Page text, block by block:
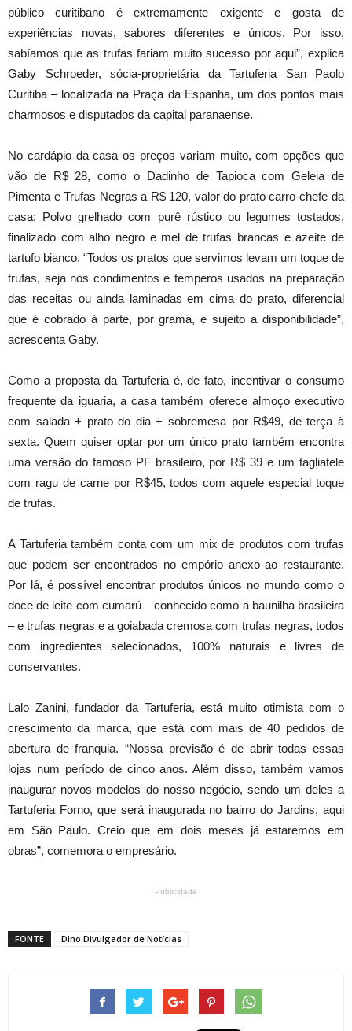
público curitibano é extremamente exigente e gosta de
experiências novas, sabores diferentes e únicos. Por isso,
sabíamos que as trufas fariam muito sucesso por aqui”, explica
Gaby Schroeder, sócia-proprietária da Tartuferia San Paolo
Curitiba – localizada na Praça da Espanha, um dos pontos mais
charmosos e disputados da capital paranaense.
No cardápio da casa os preços variam muito, com opções que
vão de R$ 28, como o Dadinho de Tapioca com Geleia de
Pimenta e Trufas Negras a R$ 120, valor do prato carro-chefe da
casa: Polvo grelhado com purê rústico ou legumes tostados,
finalizado com alho negro e mel de trufas brancas e azeite de
tartufo bianco. “Todos os pratos que servimos levam um toque de
trufas, seja nos condimentos e temperos usados na preparação
das receitas ou ainda laminadas em cima do prato, diferencial
que é cobrado à parte, por grama, e sujeito a disponibilidade”,
acrescenta Gaby.
Como a proposta da Tartuferia é, de fato, incentivar o consumo
frequente da iguaria, a casa também oferece almoço executivo
com salada + prato do dia + sobremesa por R$49, de terça à
sexta. Quem quiser optar por um único prato também encontra
uma versão do famoso PF brasileiro, por R$ 39 e um tagliatele
com ragu de carne por R$45, todos com aquele especial toque
de trufas.
A Tartuferia também conta com um mix de produtos com trufas
que podem ser encontrados no empório anexo ao restaurante.
Por lá, é possível encontrar produtos únicos no mundo como o
doce de leite com cumarú – conhecido como a baunilha brasileira
– e trufas negras e a goiabada cremosa com trufas negras, todos
com ingredientes selecionados, 100% naturais e livres de
conservantes.
Lalo Zanini, fundador da Tartuferia, está muito otimista com o
crescimento da marca, que está com mais de 40 pedidos de
abertura de franquia. “Nossa previsão é de abrir todas essas
lojas num período de cinco anos. Além disso, também vamos
inaugurar novos modelos do nosso negócio, sendo um deles a
Tartuferia Forno, que será inaugurada no bairro do Jardins, aqui
em São Paulo. Creio que em dois meses já estaremos em
obras”, comemora o empresário.
Publicidade
FONTE Dino Divulgador de Notícias